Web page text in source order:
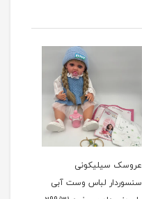
عروسک سیلیکونی
سنسوردار لباس وست آبی